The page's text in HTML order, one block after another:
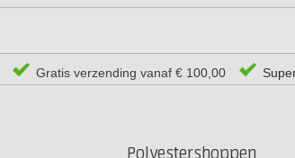
Gratis verzending vanaf € 100,00
Polyestershoppen